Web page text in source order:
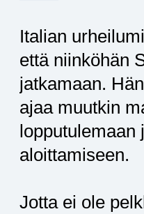
Italian
että niinköhän
jatkamaan.
ajaa muutkin
lopputulemaan
aloittamiseen.
Jotta ei ole